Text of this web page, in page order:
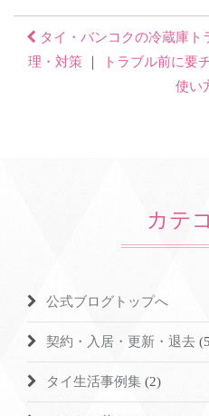
タイ・バンコクの冷蔵庫
理・対策｜
トラブル前に要
使い
カテ
公式ブログトップへ
契約・入居・更新・退去
タイ生活事例集 (2)